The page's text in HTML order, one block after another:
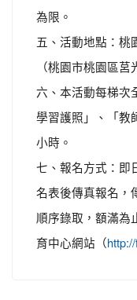
為限。
五、活動地點：桃
（桃園市桃園區莒
六、本活動每梯次
學習護照」、「教
小時。
七、報名方式：即
名表後傳真報名，
順序錄取，額滿為
育中心網站（